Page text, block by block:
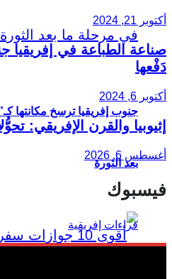
جنوب إفريقيا ترسخ مكانتها
بعد الثورة
أكتوبر 21, 2024
صناعة الطباعة في إفريقيا
دَفْعها
أكتوبر 6, 2024
إثيوبيا والقرن الإفريقي:
أغسطس 6, 2026
فيسبوك